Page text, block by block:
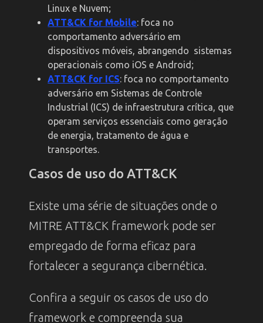
Linux e Nuvem;
ATT&CK for Mobile: foca no
comportamento adversário em
dispositivos móveis, abrangendo sistemas
operacionais como iOS e Android;
ATT&CK for ICS: foca no comportamento
adversário em Sistemas de Controle
Industrial (ICS) de infraestrutura crítica, que
operam serviços essenciais como geração
de energia, tratamento de água e
transportes.
Casos de uso do ATT&CK
Existe uma série de situações onde o
MITRE ATT&CK framework pode ser
empregado de forma eficaz para
fortalecer a segurança cibernética.
Confira a seguir os casos de uso do
framework e compreenda sua